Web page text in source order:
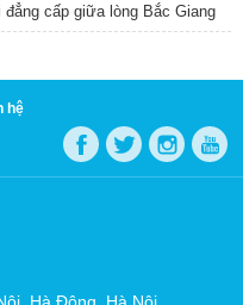
cấp giữa lòng Bắc Giang
hệ